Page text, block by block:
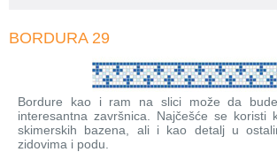
BORDURA 29
Bordure kao i ram na slici može da
interesantna završnica. Najčešće se koristi
skimerskih bazena, ali i kao detalj u
zidovima i podu.